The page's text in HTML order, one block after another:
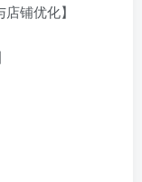
铺优化】